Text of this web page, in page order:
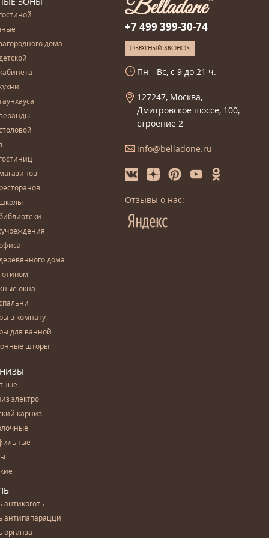
дома
дома
окна
в комнату
для ванной
шторы
электро
карниз
антикоготь
антипапарацци
органза
+7 499 399-30-74
ОБРАТНЫЙ ЗВОНОК
Пн—Вс, с 9 до 21 ч.
127247, Москва,
Дмитровское шоссе, 100,
строение 2
info@belladone.ru
Отзывы о нас: